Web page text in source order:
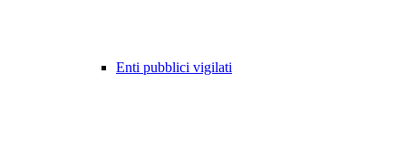
Enti pubblici vigilati